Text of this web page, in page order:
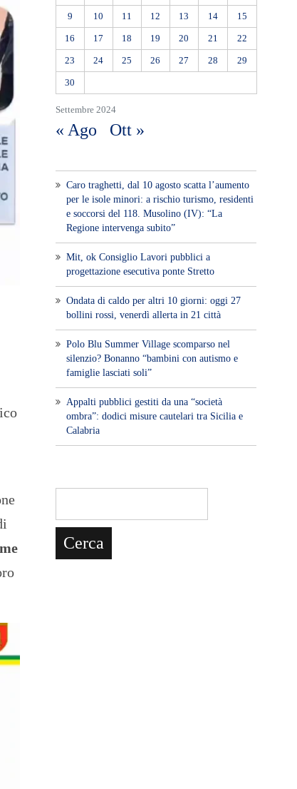
Settembre 2024
9 10 11 12 13 14 15
16 17 18 19 20 21 22
23 24 25 26 27 28 29
30
« Ago Ott »
Caro traghetti, dal 10 agosto scatta l’aumento
per le isole minori: a rischio turismo, residenti
e soccorsi del 118. Musolino (IV): “La
Regione intervenga subito”
Mit, ok Consiglio Lavori pubblici a
progettazione esecutiva ponte Stretto
Ondata di caldo per altri 10 giorni: oggi 27
bollini rossi, venerdì allerta in 21 città
Polo Blu Summer Village scomparso nel
silenzio? Bonanno “bambini con autismo e
famiglie lasciati soli”
Appalti pubblici gestiti da una “società
ombra”: dodici misure cautelari tra Sicilia e
Calabria